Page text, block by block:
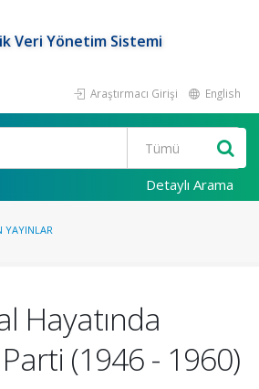
Veri Yönetim Sistemi
Araştırmacı Girişi English
Detaylı Arama
YAYINLAR
Hayatında
(1946 - 1960)